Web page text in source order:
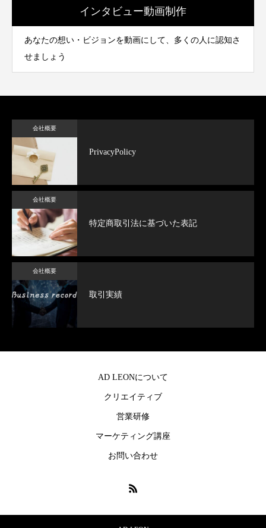
インタビュー動画制作
あなたの想い・ビジョンを動画にして、多くの人に認知さ
せましょう
会社概要
PrivacyPolicy
会社概要
特定商取引法に基づいた表記
会社概要
取引実績
AD LEONについて
クリエイティブ
営業研修
マーケティング講座
お問い合わせ